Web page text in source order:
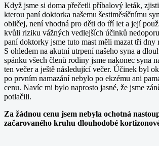
Když jsme si doma přečetli příbalový leták,
kterou paní doktorka našemu šestiměsíčnímu
obličej, není vhodná pro děti do tří let a její
kvůli riziku vážných vedlejších účinků
paní doktorky jsme tuto mast měli mazat tři dny
S ohledem na akutní utrpení našeho syna a
spánku všech členů rodiny jsme nakonec syna
ten večer a ještě následující večer. Účinek byl
po prvním namazání nebylo po ekzému ani
cenu. Navíc mi bylo naprosto jasné, že jsme
potlačili.
Za žádnou cenu jsem nebyla ochotná
začarovaného kruhu dlouhodobé